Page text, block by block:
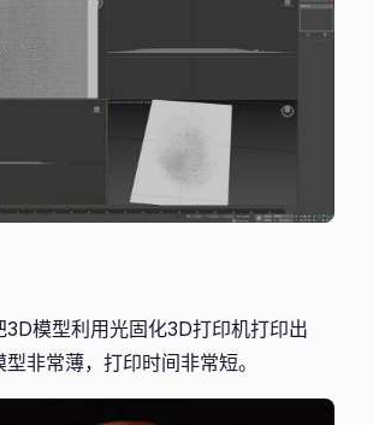
3D模型利用光固化3D打印机打印出
非常薄，打印时间非常短。